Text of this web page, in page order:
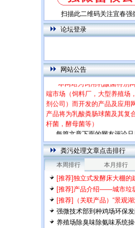
扫描此二维码关注宜春强
论坛登录
网站公告
本网站为饲用乳酸菌特别
端市场（饲料厂，大型养殖场
剂公司）而开发的产品及应用
产品将为乳酸粪肠球菌及其复
杆菌，酵母菌等）
每篇文章下面的网友评论只
粪污处理文章点击排行
本周排行 本月排行
[推荐]独立式发酵床大棚的
[推荐]产品介绍——城市垃
[推荐]（关联产品）“景观
强微技术部到种鸡场环保
养殖场除臭味除氨味系统